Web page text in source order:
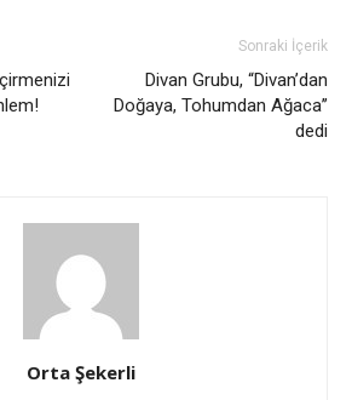
Sonraki İçerik
Divan Grubu, “Divan’dan
Doğaya, Tohumdan Ağaca’’
dedi
Orta Şekerli